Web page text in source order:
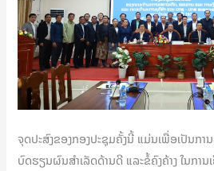
ຈຸດປະສົງຂອງກອງປະຊຸມຄັ້ງນີ້ ແມ່ນເພື່ອເປັນກ
ບົດຮຽນຜົນສຳເລັດດ້ານດີ ແລະຂໍ້ຄົງຄ້າງ ໃນກາ